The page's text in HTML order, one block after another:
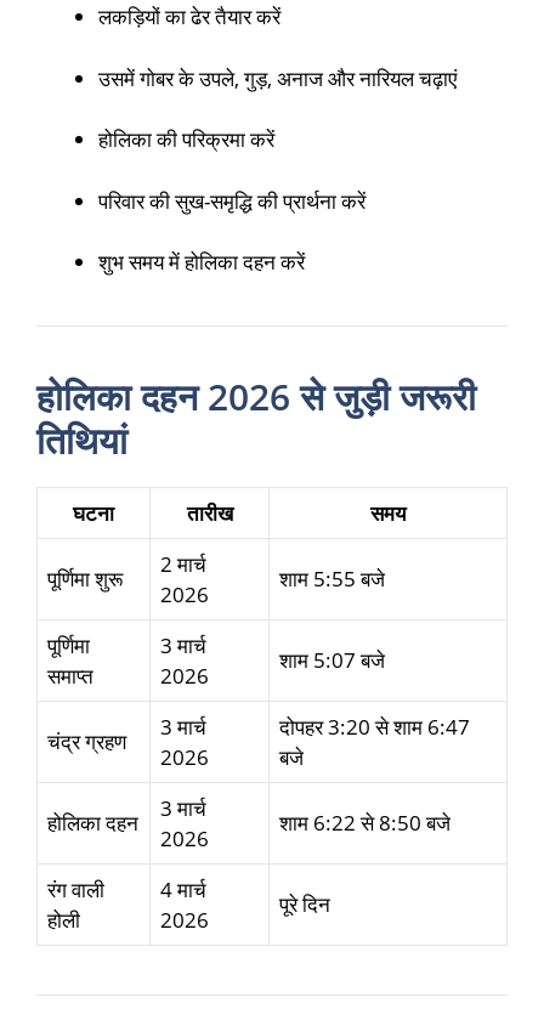
लकड़ियों का ढेर तैयार करें
उसमें गोबर के उपले, गुड़, अनाज और नारियल चढ़ाएं
होलिका की परिक्रमा करें
परिवार की सुख-समृद्धि की प्रार्थना करें
शुभ समय में होलिका दहन करें
होलिका दहन 2026 से जुड़ी जरूरी
तिथियां
घटना तारीख समय
पूर्णिमा शुरू
2 मार्च
2026
शाम 5:55 बजे
पूर्णिमा
समाप्त
3 मार्च
2026
शाम 5:07 बजे
चंद्र ग्रहण
3 मार्च
2026
दोपहर 3:20 से शाम 6:47
बजे
होलिका दहन
3 मार्च
2026
शाम 6:22 से 8:50 बजे
रंग वाली
होली
4 मार्च
2026
पूरे दिन